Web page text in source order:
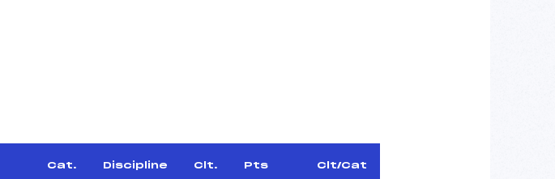
Cat. Discipline Clt. Pts Clt/Cat